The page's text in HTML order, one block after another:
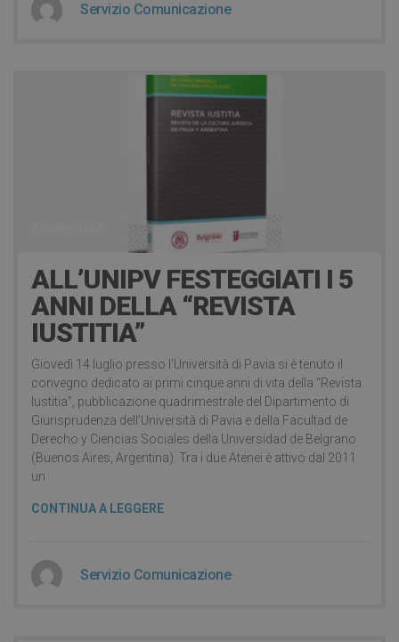
Servizio Comunicazione
ALL’UNIPV FESTEGGIATI I 5
ANNI DELLA “REVISTA
IUSTITIA”
Giovedì 14 luglio presso l’Università di Pavia si è tenuto il
convegno dedicato ai primi cinque anni di vita della “Revista
Iustitia”, pubblicazione quadrimestrale del Dipartimento di
Giurisprudenza dell’Università di Pavia e della Facultad de
Derecho y Ciencias Sociales della Universidad de Belgrano
(Buenos Aires, Argentina). Tra i due Atenei è attivo dal 2011
un
CONTINUA A LEGGERE
Servizio Comunicazione